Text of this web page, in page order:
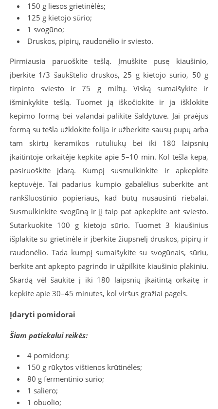
150 g liesos grietinėlės;
125 g kietojo sūrio;
1 svogūno;
Druskos, pipirų, raudonėlio ir sviesto.
Pirmiausia paruoškite tešlą. Įmuškite pusę kiaušinio,
įberkite 1/3 šaukštelio druskos, 25 g kietojo sūrio, 50 g
tirpinto sviesto ir 75 g miltų. Viską sumaišykite ir
išminkykite tešlą. Tuomet ją iškočiokite ir ja išklokite
kepimo formą bei valandai palikite šaldytuve. Jai praėjus
formą su tešla užklokite folija ir užberkite sausų pupų arba
tam skirtų keramikos rutuliukų bei iki 180 laipsnių
įkaitintoje orkaitėje kepkite apie 5–10 min. Kol tešla kepa,
pasiruoškite įdarą. Kumpį susmulkinkite ir apkepkite
keptuvėje. Tai padarius kumpio gabalėlius suberkite ant
rankšluostinio popieriaus, kad būtų nusausinti riebalai.
Susmulkinkite svogūną ir jį taip pat apkepkite ant sviesto.
Sutarkuokite 100 g kietojo sūrio. Tuomet 3 kiaušinius
išplakite su grietinėle ir įberkite žiupsnelį druskos, pipirų ir
raudonėlio. Tada kumpį sumaišykite su svogūnais, sūriu,
berkite ant apkepto pagrindo ir užpilkite kiaušinio plakiniu.
Skardą vėl šaukite į iki 180 laipsnių įkaitintą orkaitę ir
kepkite apie 30–45 minutes, kol viršus gražiai pagels.
Įdaryti pomidorai
Šiam patiekalui reikės:
4 pomidorų;
150 g rūkytos vištienos krūtinėlės;
80 g fermentinio sūrio;
1 saliero;
1 obuolio;